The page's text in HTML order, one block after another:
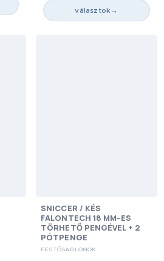
választok →
SNICCER / KÉS
FALONTECH 18 MM-ES
TÖRHETŐ PENGÉVEL + 2
PÓTPENGE
FESTŐSABLONOK